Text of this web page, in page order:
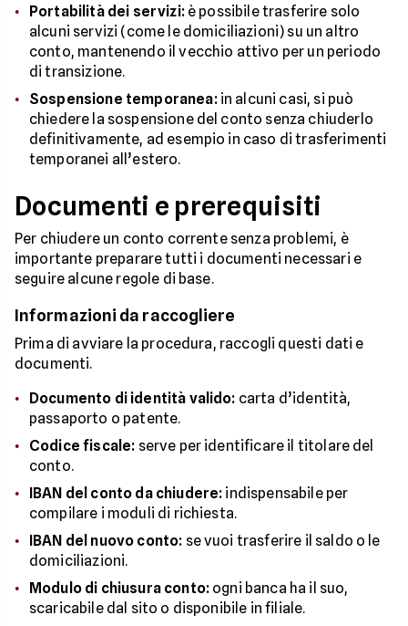
Portabilità dei servizi:è possibile trasferire solo
alcuni servizi (come le domiciliazioni) su un altro
conto, mantenendo il vecchio attivo per un periodo
di transizione.
Sospensione temporanea:in alcuni casi, si può
chiedere la sospensione del conto senza chiuderlo
definitivamente, ad esempio in caso di trasferimenti
temporanei all’estero.
Documenti e prerequisiti
Per chiudere un conto corrente senza problemi, è
importante preparare tutti i documenti necessari e
seguire alcune regole di base.
Informazioni da raccogliere
Prima di avviare la procedura, raccogli questi dati e
documenti.
Documento di identità valido: carta d’identità,
passaporto o patente.
Codice fiscale: serve per identificare il titolare del
conto.
IBAN del conto da chiudere: indispensabile per
compilare i moduli di richiesta.
IBAN del nuovo conto: se vuoi trasferire il saldo o le
domiciliazioni.
Modulo di chiusura conto: ogni banca ha il suo,
scaricabile dal sito o disponibile in filiale.